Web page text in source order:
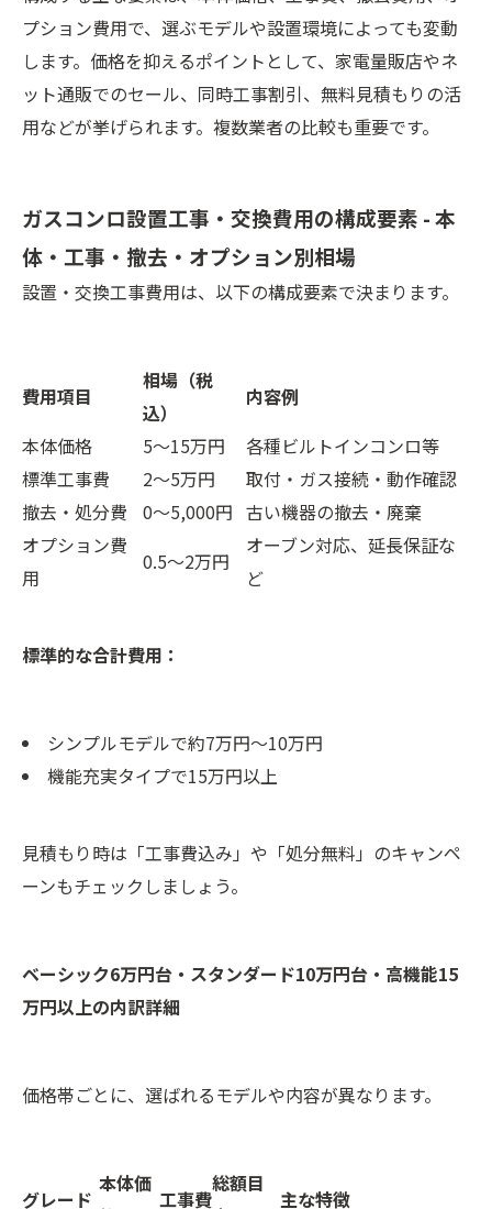
プション費用で、選ぶモデルや設置環境によっても変動
します。価格を抑えるポイントとして、家電量販店やネ
ット通販でのセール、同時工事割引、無料見積もりの活
用などが挙げられます。複数業者の比較も重要です。
ガスコンロ設置工事・交換費用の構成要素 - 本
体・工事・撤去・オプション別相場
設置・交換工事費用は、以下の構成要素で決まります。
費用項目
相場（税
込）
内容例
本体価格
5〜15万円
各種ビルトインコンロ等
標準工事費
2〜5万円
取付・ガス接続・動作確認
撤去・処分費
0〜5,000円 古い機器の撤去・廃棄
オプション費
用
0.5〜2万円
オーブン対応、延長保証な
ど
標準的な合計費用：
シンプルモデルで約7万円〜10万円
機能充実タイプで15万円以上
見積もり時は「工事費込み」や「処分無料」のキャンペ
ーンもチェックしましょう。
ベーシック6万円台・スタンダード10万円台・高機能15
万円以上の内訳詳細
価格帯ごとに、選ばれるモデルや内容が異なります。
グレード
本体価
工事費
総額目
主な特徴